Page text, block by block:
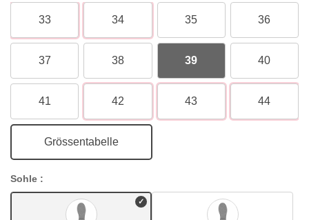
33 34 35 36
37 38 39 40
41 42 43 44
Grössentabelle
Sohle :